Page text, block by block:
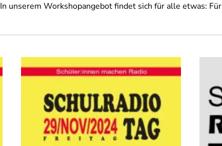
In unserem Workshopangebot findet sich für alle etwas: Für